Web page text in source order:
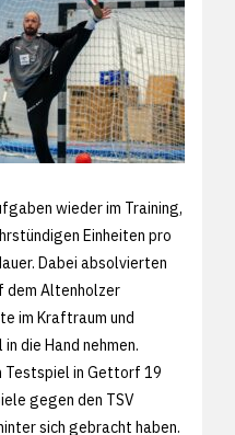
wieder im Training,
Einheiten pro
Dabei absolvierten
dem Altenholzer
im Kraftraum und
die Hand nehmen.
Testspiel in Gettorf 19
gegen den TSV
sich gebracht haben.